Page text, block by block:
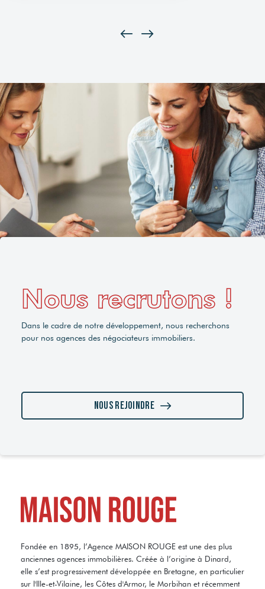
Nous recrutons !
Dans le cadre de notre développement, nous recherchons
pour nos agences des négociateurs immobiliers.
Nous rejoindre
Fondée en 1895, l’Agence MAISON ROUGE est une des plus
anciennes agences immobilières. Créée à l’origine à Dinard,
elle s’est progressivement développée en Bretagne, en particulier
sur l'Ille-et-Vilaine, les Côtes d'Armor, le Morbihan et récemment